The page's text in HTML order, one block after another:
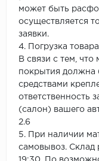
может быть
осуществляется
заявки.
4. Погрузка
В связи с тем,
покрытия должна
средствами
ответственность
(салон) вашего
2.6
5. При наличии
самовывоз. Склад